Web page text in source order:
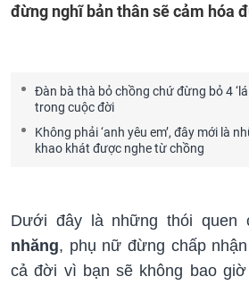
đừng nghĩ bản thân sẽ cảm hóa
Đàn bà thà bỏ chồng chứ đừng bỏ 4
trong cuộc đời
Không phải ‘anh yêu em’, đây mới là
khao khát được nghe từ chồng
Dưới đây là những thói quen
nhăng, phụ nữ đừng chấp
cả đời vì bạn sẽ không bao